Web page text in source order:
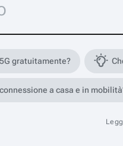
gratuitamente?
a casa e in